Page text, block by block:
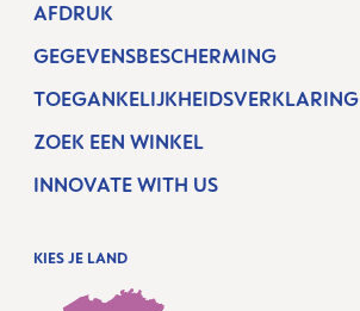
AFDRUK
GEGEVENSBESCHERMING
TOEGANKELIJKHEIDSVERKLARING
ZOEK EEN WINKEL
INNOVATE WITH US
KIES JE LAND